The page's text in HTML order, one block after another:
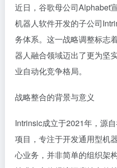
近日，谷歌母公司Alphabet
机器人软件开发的子公司
务体系。这一战略调整标志
器人融合领域迈出了更为坚
业自动化竞争格局。
战略整合的背景与意义
Intrinsic成立于2021年，源
项目，专注于开发通用型机
心业务，并非简单的组织架